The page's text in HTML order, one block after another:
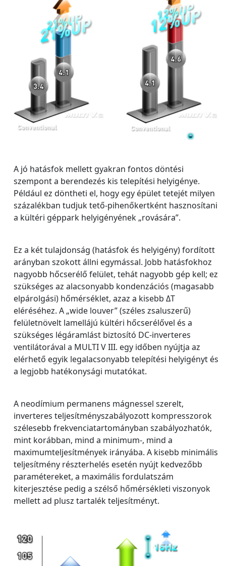
A jó hatásfok mellett gyakran fontos döntési
szempont a berendezés kis telepítési helyigénye.
Például ez döntheti el, hogy egy épület tetejét milyen
százalékban tudjuk tető-pihenőkertként hasznosítani
a kültéri géppark helyigényének „rovására”.
Ez a két tulajdonság (hatásfok és helyigény) fordított
arányban szokott állni egymással. Jobb hatásfokhoz
nagyobb hőcserélő felület, tehát nagyobb gép kell; ez
szükséges az alacsonyabb kondenzációs (magasabb
elpárolgási) hőmérséklet, azaz a kisebb ΔT
eléréséhez. A „wide louver” (széles zsaluszerű)
felületnövelt lamellájú kültéri hőcserélővel és a
szükséges légáramlást biztosító DC-inverteres
ventilátorával a MULTI V III. egy időben nyújtja az
elérhető egyik legalacsonyabb telepítési helyigényt és
a legjobb hatékonysági mutatókat.
A neodímium permanens mágnessel szerelt,
inverteres teljesítményszabályozott kompresszorok
szélesebb frekvenciatartományban szabályozhatók,
mint korábban, mind a minimum-, mind a
maximumteljesítmények irányába. A kisebb minimális
teljesítmény részterhelés esetén nyújt kedvezőbb
paramétereket, a maximális fordulatszám
kiterjesztése pedig a szélső hőmérsékleti viszonyok
mellett ad plusz tartalék teljesítményt.